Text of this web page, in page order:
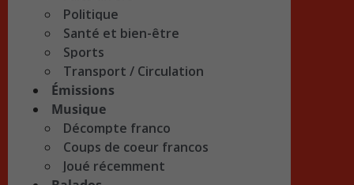
Politique
Santé et bien-être
Sports
Transport / Circulation
Émissions
Musique
Décompte franco
Coups de coeur francos
Joué récemment